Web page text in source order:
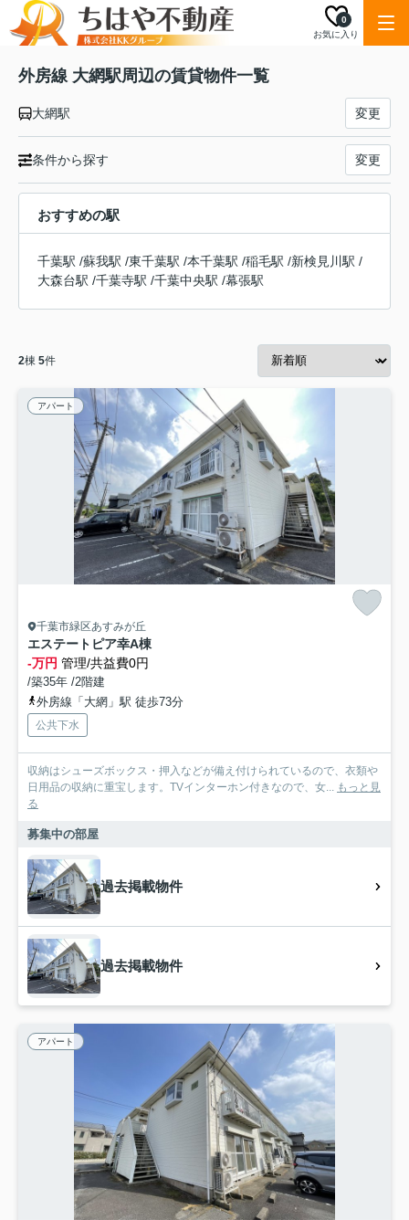
お気に入り
0
外房線 大網駅周辺の賃貸物件一覧
大網駅 変更
条件から探す 変更
おすすめの駅
千葉駅 /蘇我駅 /東千葉駅 /本千葉駅 /稲毛駅 /新検見川駅 /
大森台駅 /千葉寺駅 /千葉中央駅 /幕張駅
2棟 5件
アパート
千葉市緑区あすみが丘
エステートピア幸A棟
-万円 管理/共益費0円
/築35年 /2階建
外房線「大網」駅 徒歩73分
公共下水
収納はシューズボックス・押入などが備え付けられているので、衣類や
日用品の収納に重宝します。TVインターホン付きなので、女... もっと見
る
募集中の部屋
過去掲載物件
過去掲載物件
アパート